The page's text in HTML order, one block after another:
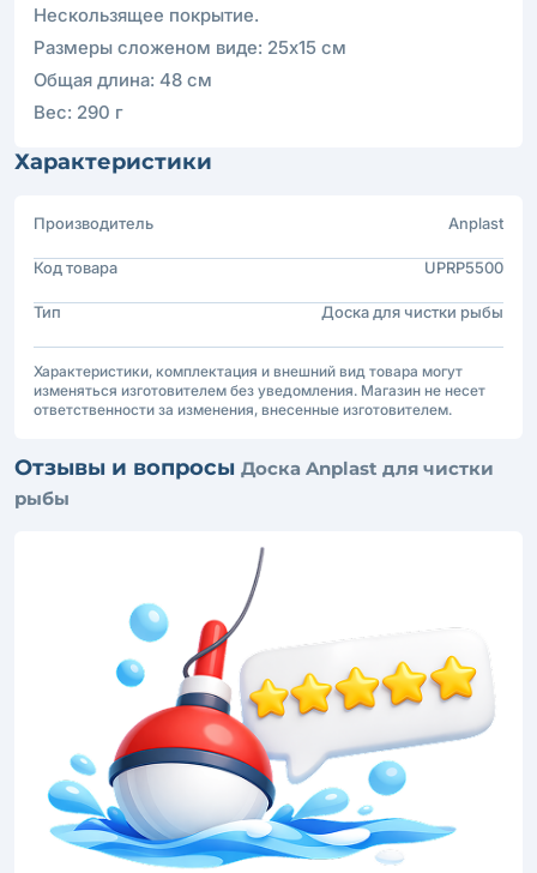
Нескользящее покрытие.
Размеры сложеном виде: 25х15 см
Общая длина: 48 см
Вес: 290 г
Характеристики
Производитель Anplast
Код товара UPRP5500
Тип Доска для чистки рыбы
Характеристики, комплектация и внешний вид товара могут
изменяться изготовителем без уведомления. Магазин не несет
ответственности за изменения, внесенные изготовителем.
Отзывы и вопросы Доска Anplast для чистки
рыбы